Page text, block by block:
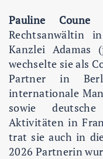
Pauline Coune
Rechtsanwältin
Kanzlei Adamas
wechselte sie als
Partner in
internationale
sowie
Aktivitäten in
trat sie auch in
2026 Partnerin